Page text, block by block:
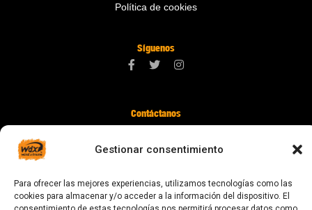
Gestionar consentimiento
Para ofrecer las mejores experiencias, utilizamos tecnologías como las
cookies para almacenar y/o acceder a la información del dispositivo. El
Política de cookies
Síguenos
Contáctanos
digital@zonawind.com
Av. de la Mare de Déu de Montserrat, 115
08024 Barcelona